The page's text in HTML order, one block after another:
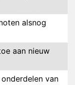
alsnog
aan nieuw
van